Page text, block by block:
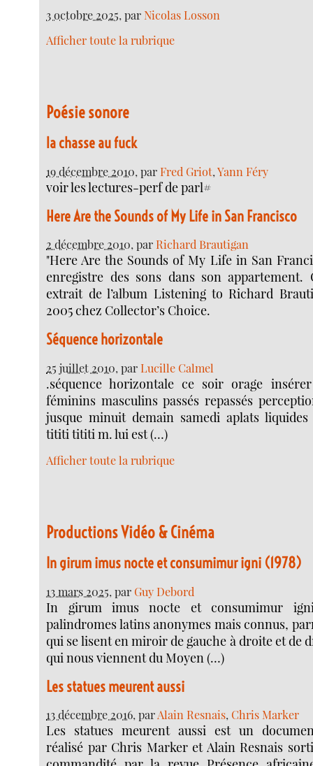
3 octobre 2025, parNicolas Losson
Afficher toute la rubrique
Poésie sonore
la chasse au fuck
19 décembre 2010, parFred Griot,Yann Féry
voir les lectures-perf de parl#
Here Are the Sounds of My Life in San Francisco
2 décembre 2010, par Richard Brautigan
"Here Are the Sounds of My Life in San
enregistre des sons dans son appartement.
extrait de l’album Listening to Richard
2005 chez Collector’s Choice.
Séquence horizontale
25 juillet 2010, parLucille Calmel
.séquence horizontale ce soir orage
féminins masculins passés repassés
jusque minuit demain samedi aplats
tititi tititi m. lui est (…)
Afficher toute la rubrique
Productions Vidéo & Cinéma
In girum imus nocte et consumimur igni (1978)
13 mars 2025, par Guy Debord
In girum imus nocte et consumimur
palindromes latins anonymes mais connus,
qui se lisent en miroir de gauche à droite et de
qui nous viennent du Moyen (…)
Les statues meurent aussi
13 décembre 2016, parAlain Resnais, Chris Marker
Les statues meurent aussi est un
réalisé par Chris Marker et Alain Resnais